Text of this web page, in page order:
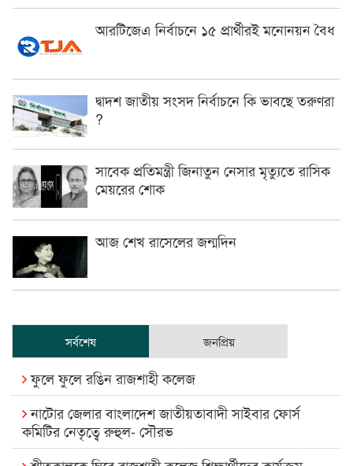
আরটিজেএ নির্বাচনে ১৫ প্রার্থীরই মনোনয়ন বৈধ
দ্বাদশ জাতীয় সংসদ নির্বাচনে কি ভাবছে তরুণরা
?
সাবেক প্রতিমন্ত্রী জিনাতুন নেসার মৃত্যুতে রাসিক
মেয়রের শোক
আজ শেখ রাসেলের জন্মদিন
সর্বশেষ জনপ্রিয়
ফুলে ফুলে রঙিন রাজশাহী কলেজ
নাটোর জেলার বাংলাদেশ জাতীয়তাবাদী সাইবার ফোর্স
কমিটির নেতৃত্বে রুহুল- সৌরভ